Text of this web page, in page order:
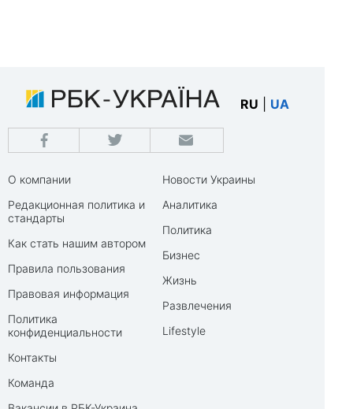
RU UA
О компании
Редакционная политика и
стандарты
Как стать нашим автором
Правила пользования
Правовая информация
Политика
конфиденциальности
Контакты
Команда
Новости Украины
Аналитика
Политика
Бизнес
Жизнь
Развлечения
Lifestyle